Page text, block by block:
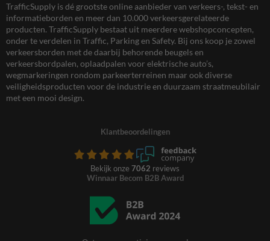
TrafficSupply is dé grootste online aanbieder van verkeers-, tekst- en
informatieborden en meer dan 10.000 verkeersgerelateerde
producten. TrafficSupply bestaat uit meerdere webshopconcepten,
onder te verdelen in Traffic, Parking en Safety. Bij ons koop je zowel
verkeersborden met de daarbij behorende beugels en
verkeersbordpalen, oplaadpalen voor elektrische auto’s,
wegmarkeringen rondom parkeerterreinen maar ook diverse
veiligheidsproducten voor de industrie en duurzaam straatmeubilair
met een mooi design.
Klantbeoordelingen
Bekijk onze 7062 reviews
Winnaar Becom B2B Award